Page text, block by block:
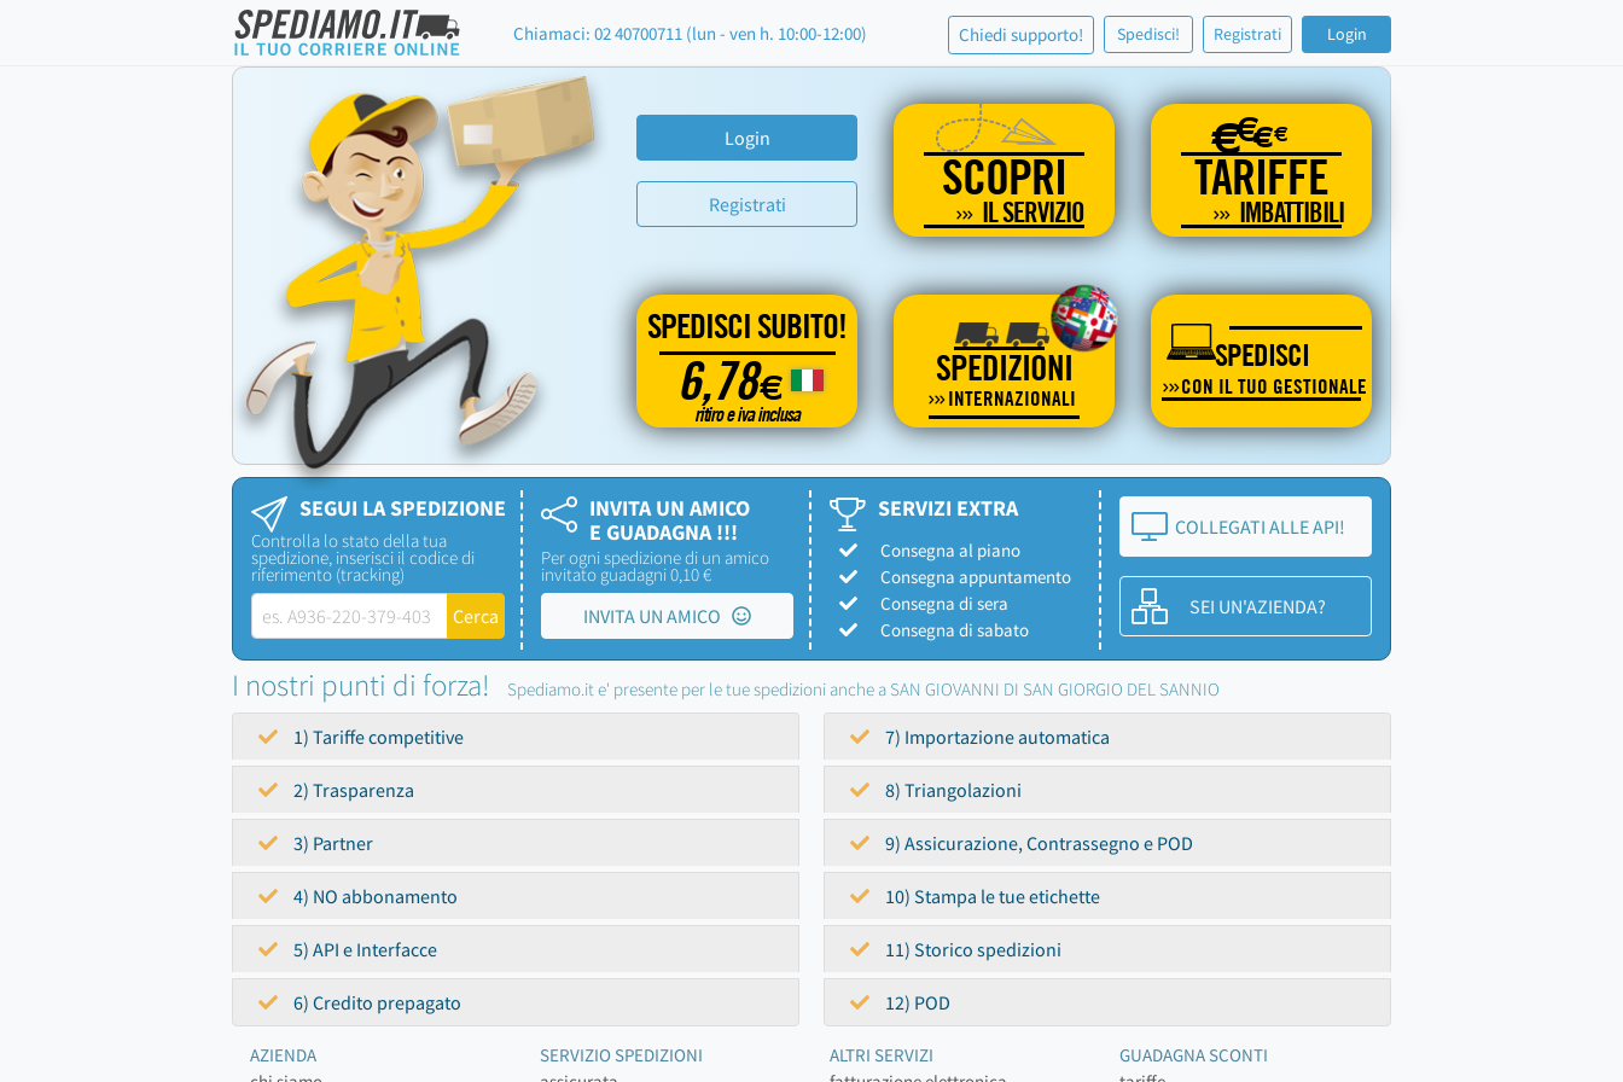
Chiamaci: 02 40700711 (lun - ven h. 10:00-12:00) Chiedi supporto! Spedisci! Registrati Login
Login
Registrati SCOPRI
IL SERVIZIO
€€€€
TARIFFE
IMBATTIBILI
SPEDISCI SUBITO!
6,78€
ritiro e iva inclusa
SPEDIZIONI
INTERNAZIONALI
SPEDISCI
CON IL TUO GESTIONALE
SEGUI LA SPEDIZIONE
Controlla lo stato della tua
spedizione, inserisci il codice di
riferimento (tracking)
INVITA UN AMICO
E GUADAGNA !!!
Per ogni spedizione di un amico
invitato guadagni 0,10 €
INVITA UN AMICO
SERVIZI EXTRA
Consegna al piano
Consegna appuntamento
Consegna di sera
Consegna di sabato
COLLEGATI ALLE API!
SEI UN'AZIENDA?
I nostri punti di forza! Spediamo.it e' presente per le tue spedizioni anche a SAN GIOVANNI DI SAN GIORGIO DEL SANNIO
1) Tariffe competitive
2) Trasparenza
3) Partner
4) NO abbonamento
5) API e Interfacce
6) Credito prepagato
7) Importazione automatica
8) Triangolazioni
9) Assicurazione, Contrassegno e POD
10) Stampa le tue etichette
11) Storico spedizioni
12) POD
AZIENDA
SERVIZIO SPEDIZIONI
ALTRI SERVIZI
GUADAGNA SCONTI